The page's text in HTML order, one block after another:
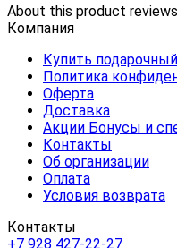
About this product
Компания
Купить
Политика
Оферта
Доставка
Акции Бонусы и
Контакты
Об организации
Оплата
Условия возврата
Контакты
+7 928 427-22-27